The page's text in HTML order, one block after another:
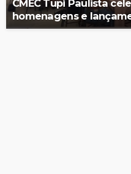
CMEC Tupi Paulista
homenagens e